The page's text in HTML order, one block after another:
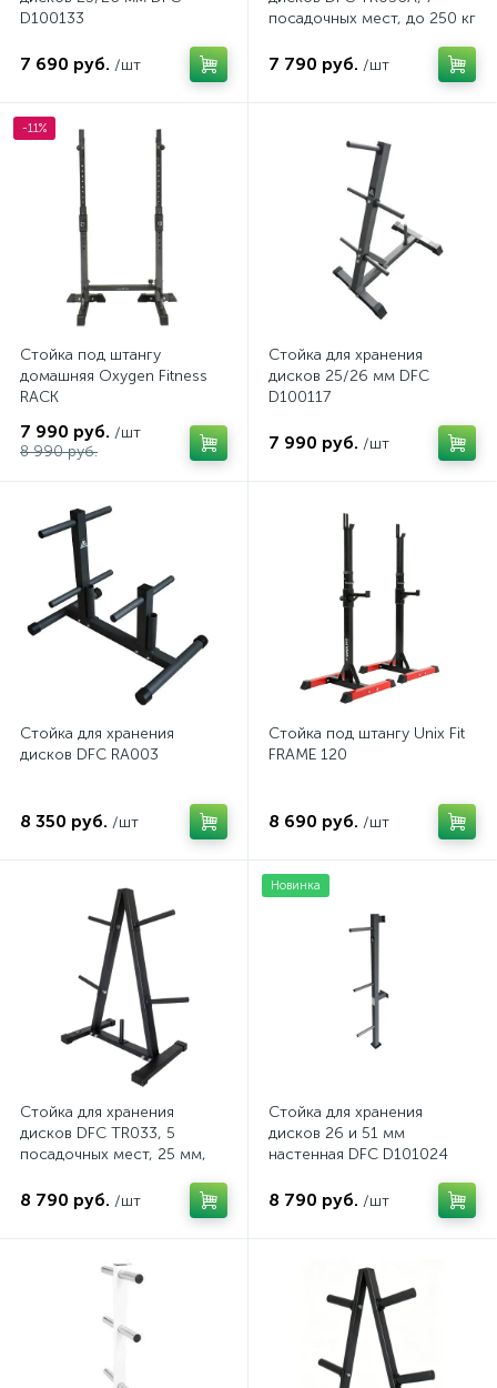
D100133
7 690 руб. /шт
посадочных мест, до 250 кг
7 790 руб. /шт
-11%
Стойка под штангу
домашняя Oxygen Fitness
RACK
7 990 руб. /шт
8 990 руб.
Стойка для хранения
дисков 25/26 мм DFC
D100117
7 990 руб. /шт
Стойка для хранения
дисков DFC RA003
8 350 руб. /шт
Стойка под штангу Unix Fit
FRAME 120
8 690 руб. /шт
Стойка для хранения
дисков DFC TR033, 5
посадочных мест, 25 мм,
8 790 руб. /шт
Новинка
Стойка для хранения
дисков 26 и 51 мм
настенная DFC D101024
8 790 руб. /шт